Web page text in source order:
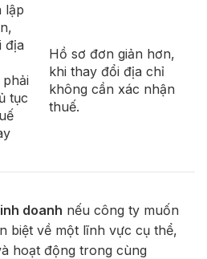
lập
địa
tục
Hồ sơ đơn giản hơn,
khi thay đổi địa chỉ
không cần xác nhận
thuế.
doanh nếu công ty muốn
biệt về một lĩnh vực cụ thể,
hoạt động trong cùng